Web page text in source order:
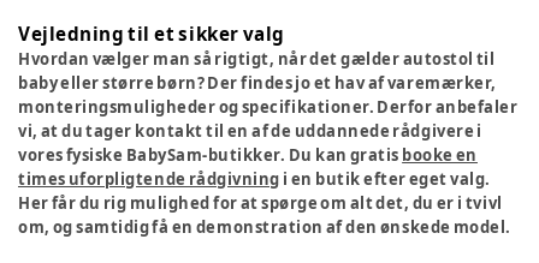
Vejledning til et sikker valg
Hvordan vælger man så rigtigt, når det gælder autostol til
baby eller større børn? Der findes jo et hav af varemærker,
monteringsmuligheder og specifikationer. Derfor anbefaler
vi, at du tager kontakt til en af de uddannede rådgivere i
vores fysiske BabySam-butikker. Du kan gratis booke en
times uforpligtende rådgivning i en butik efter eget valg.
Her får du rig mulighed for at spørge om alt det, du er i tvivl
om, og samtidig få en demonstration af den ønskede model.